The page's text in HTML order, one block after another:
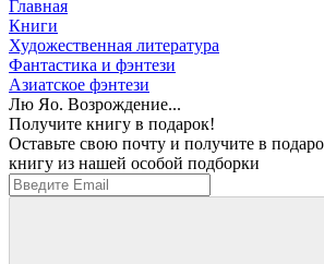
Главная
Книги
Художественная литература
Фантастика и фэнтези
Азиатское фэнтези
Лю Яо. Возрождение...
Получите книгу в подарок!
Оставьте свою почту и получите в
книгу из нашей особой подборки